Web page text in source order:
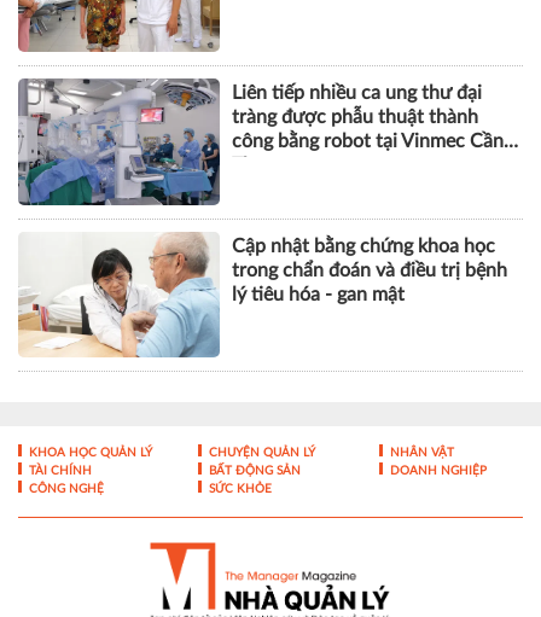
Liên tiếp nhiều ca ung thư đại
tràng được phẫu thuật thành
công bằng robot tại Vinmec Cần
Cập nhật bằng chứng khoa học
trong chẩn đoán và điều trị bệnh
lý tiêu hóa - gan mật
KHOA HỌC QUẢN LÝ CHUYỆN QUẢN LÝ
NHÂN VẬT
TÀI CHÍNH
BẤT ĐỘNG SẢN
DOANH NGHIỆP
CÔNG NGHỆ
SỨC KHỎE